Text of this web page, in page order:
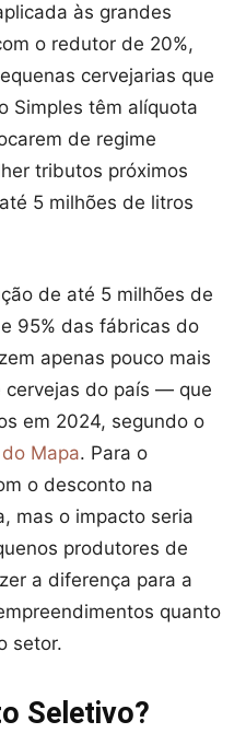
às grandes
o redutor de 20%,
cervejarias que
Simples têm alíquota
de regime
tributos próximos
5 milhões de litros
de até 5 milhões de
95% das fábricas do
apenas pouco mais
cervejas do país — que
em 2024, segundo o
Mapa. Para o
o desconto na
mas o impacto seria
produtores de
a diferença para a
quanto
setor.
Seletivo?